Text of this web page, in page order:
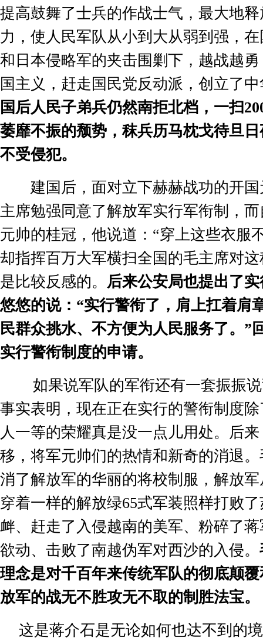
提高鼓舞了士兵的作战士气，最大地
力，使人民军队从小到大从弱到强，
和日本侵略军的夹击围剿下，越战越
国主义，赶走国民党反动派，创立了
国后人民子弟兵仍然南拒北档，一扫
萎靡不振的颓势，秣兵历马枕戈待旦
不受侵犯。
建国后，面对立下赫赫战功的开国
主席勉强同意了解放军实行军衔制，
元帅的桂冠，他说道： “穿上这些衣服
却指挥百万大军横扫全国的毛主席对
是比较反感的。 后来公安局也提出了
悠悠的说： “实行警衔了，肩上扛着肩
民群众挑水、不方便为人民服务了。 ”
实行警衔制度的申请。
如果说军队的军衔还有一套振振
事实表明，现在正在实行的警衔制度
人一等的荣耀真是没一点儿用处。后
移，将军元帅们的热情和新奇的消退
消了解放军的华丽的将校制服，解放
穿着一样的解放绿65式军装照样打败
衅、赶走了入侵越南的美军、粉碎了
欲动、击败了南越伪军对西沙的入侵。
理念是对千百年来传统军队的彻底颠
放军的战无不胜攻无不取的制胜法宝。
这是蒋介石是无论如何也达不到的